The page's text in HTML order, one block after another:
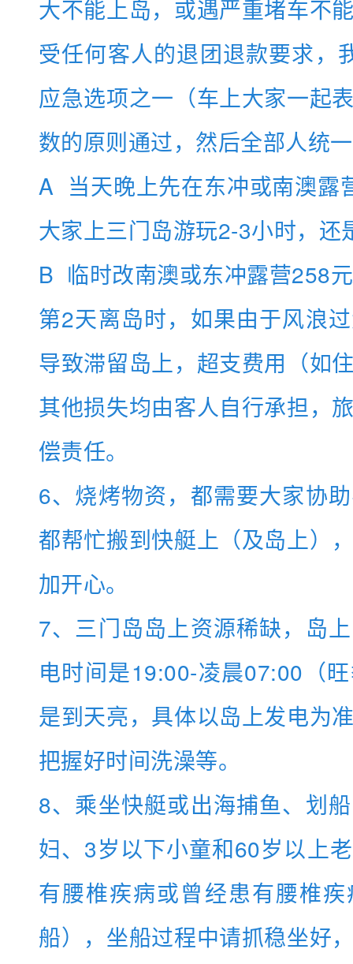
大不能上岛，或遇严重堵车不
受任何客人的退团退款要求，
应急选项之一（车上大家一起
数的原则通过，然后全部人统
A 当天晚上先在东冲或南澳露
大家上三门岛游玩2-3小时，还
B 临时改南澳或东冲露营258
第2天离岛时，如果由于风浪
导致滞留岛上，超支费用（如
其他损失均由客人自行承担，
偿责任。
6、烧烤物资，都需要大家协
都帮忙搬到快艇上（及岛上）
加开心。
7、三门岛岛上资源稀缺，岛
电时间是19:00-凌晨07:00（
是到天亮，具体以岛上发电为
把握好时间洗澡等。
8、乘坐快艇或出海捕鱼、划
妇、3岁以下小童和60岁以上
有腰椎疾病或曾经患有腰椎
船），坐船过程中请抓稳坐好